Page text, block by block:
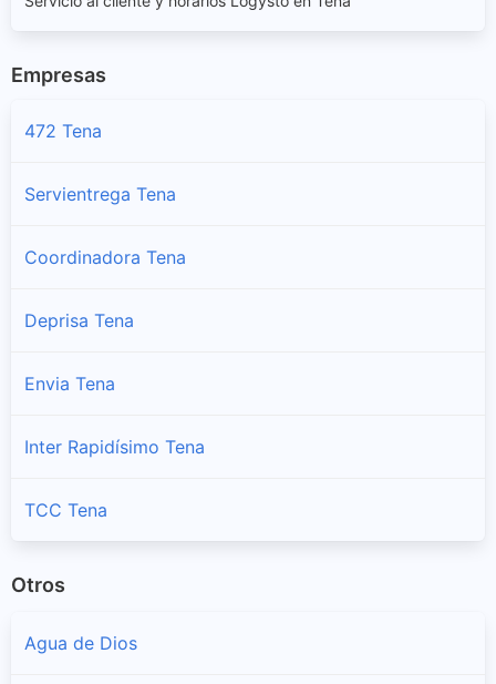
Empresas
472 Tena
Servientrega Tena
Coordinadora Tena
Deprisa Tena
Envia Tena
Inter Rapidísimo Tena
TCC Tena
Otros
Agua de Dios